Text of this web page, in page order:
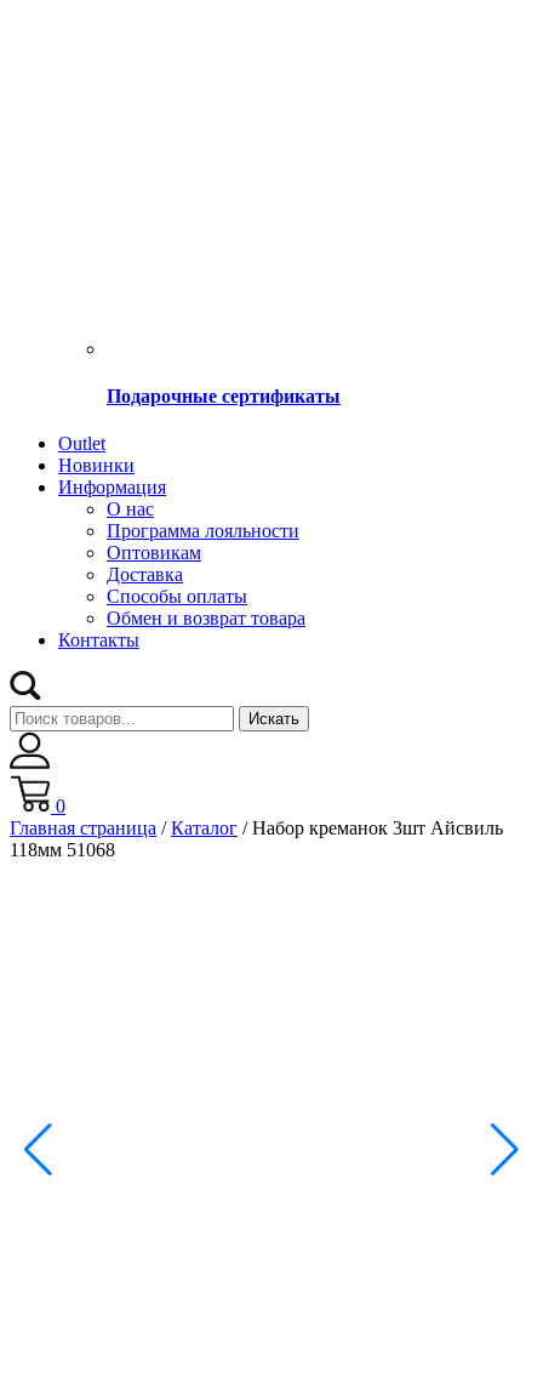
Подарочные сертификаты
Оutlet
Новинки
Информация
О нас
Программа лояльности
Оптовикам
Доставка
Способы оплаты
Обмен и возврат товара
Контакты
Искать
0
Главная страница /Каталог /Набор креманок 3шт Айсвиль
118мм 51068